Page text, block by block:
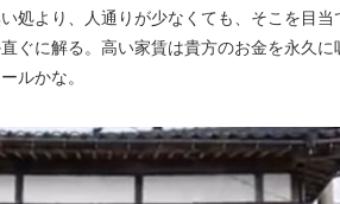
処より、人通りが少なくても、そこを目
ぐに解る。高い家賃は貴方のお金を永久
ルかな。